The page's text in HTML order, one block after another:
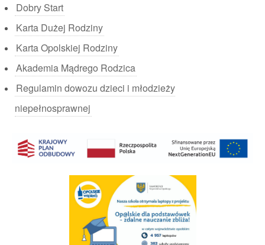
Dobry Start
Karta Dużej Rodziny
Karta Opolskiej Rodziny
Akademia Mądrego Rodzica
Regulamin dowozu dzieci i młodzieży
niepełnosprawnej